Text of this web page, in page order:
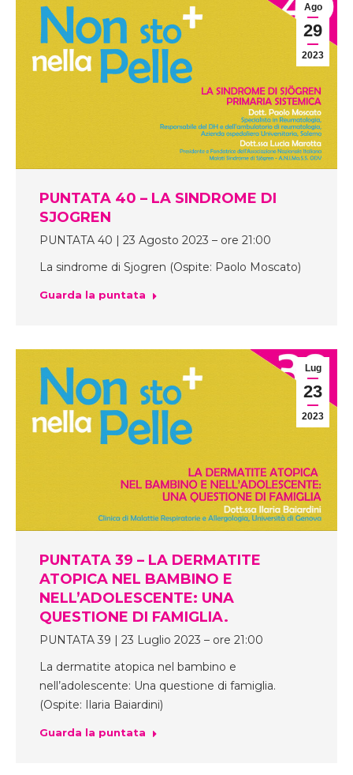
Ago
29
2023
PUNTATA 40 – LA SINDROME DI
SJOGREN
PUNTATA 40 | 23 Agosto 2023 – ore 21:00
La sindrome di Sjogren (Ospite: Paolo Moscato)
Guarda la puntata
Lug
23
2023
PUNTATA 39 – LA DERMATITE
ATOPICA NEL BAMBINO E
NELL’ADOLESCENTE: UNA
QUESTIONE DI FAMIGLIA.
PUNTATA 39 | 23 Luglio 2023 – ore 21:00
La dermatite atopica nel bambino e
nell’adolescente: Una questione di famiglia.
(Ospite: Ilaria Baiardini)
Guarda la puntata